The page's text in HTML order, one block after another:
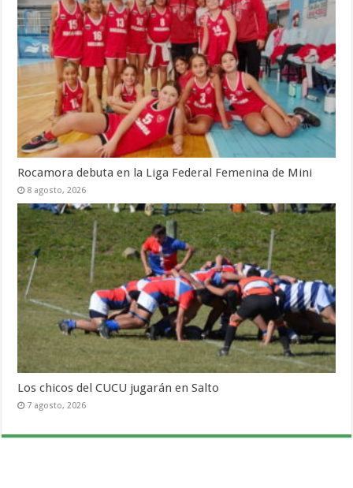
Rocamora debuta en la Liga Federal Femenina de Mini
8 agosto, 2026
Los chicos del CUCU jugarán en Salto
7 agosto, 2026